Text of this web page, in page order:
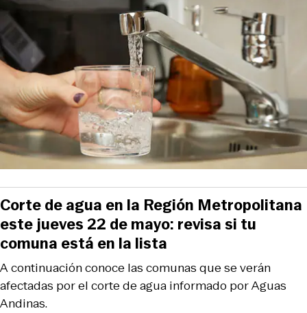
A continuación conoce las comunas que se verán
afectadas por el corte de agua informado por Aguas
Andinas.
Corte de agua en la Región Metropolitana
este jueves 22 de mayo: revisa si tu
comuna está en la lista